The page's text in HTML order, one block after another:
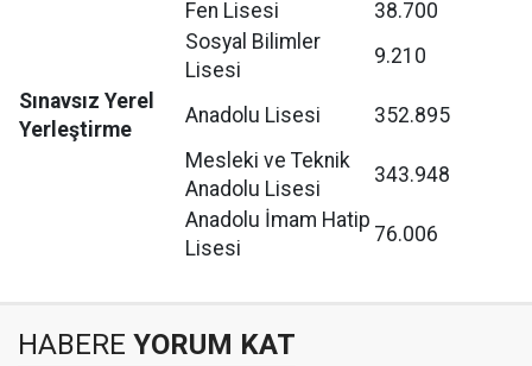
Fen Lisesi
38.700
Sosyal Bilimler
Lisesi
9.210
Sınavsız Yerel
Yerleştirme
Anadolu Lisesi
352.895
Mesleki ve Teknik
Anadolu Lisesi
343.948
Anadolu İmam Hatip
Lisesi
76.006
HABERE YORUM KAT